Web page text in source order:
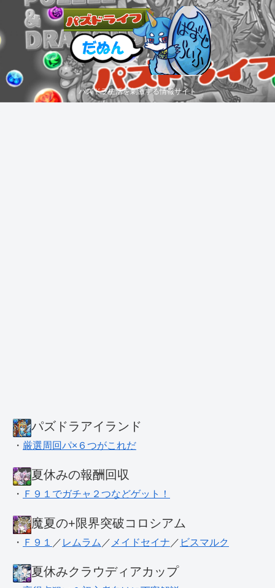
パズドラ生活を刺激する情報サイト
パズドラアイランド
・ 厳選周回パ×６つがこれだ
夏休みの報酬回収
・ Ｆ９１でガチャ２つなどゲット！
魔夏の+限界突破コロシアム
・ Ｆ９１ ／ レムラム ／ メイドセイナ ／ ビスマルク
夏休みクラウディアカップ